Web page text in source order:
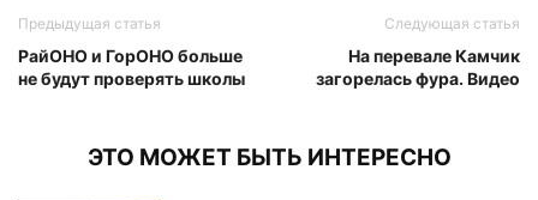
Предыдущая статья
РайОНО и ГорОНО больше
не будут проверять школы
Следующая статья
На перевале Камчик
загорелась фура. Видео
ЭТО МОЖЕТ БЫТЬ ИНТЕРЕСНО